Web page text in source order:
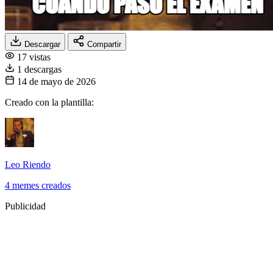
Descargar Compartir
17 vistas
1 descargas
14 de mayo de 2026
Creado con la plantilla:
Leo Riendo
4 memes creados
Publicidad